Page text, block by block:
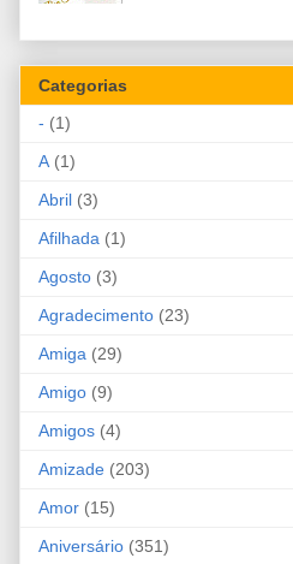
Categorias
- (1)
A (1)
Abril (3)
Afilhada (1)
Agosto (3)
Agradecimento (23)
Amiga (29)
Amigo (9)
Amigos (4)
Amizade (203)
Amor (15)
Aniversário (351)